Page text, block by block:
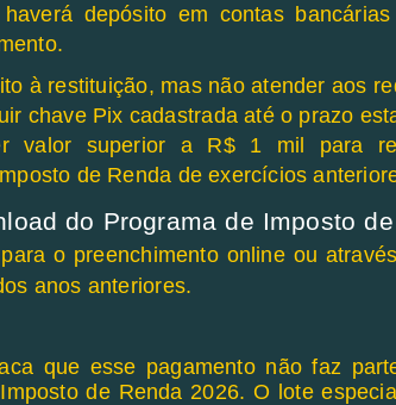
depósito em contas
à restituição, mas não atender aos
chave Pix cadastrada até o prazo
valor superior a R$ 1 mil para
de Renda de exercícios
do Programa de Imposto
o preenchimento online ou
anos anteriores.
que esse pagamento não faz
de Renda 2026. O lote